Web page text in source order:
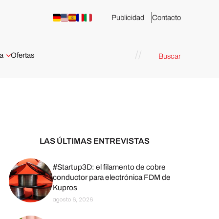
Publicidad Contacto
3D en
Ofertas Buscar
LAS ÚLTIMAS ENTREVISTAS
#Startup3D: el filamento de cobre
conductor para electrónica FDM de
Kupros
agosto 6, 2026